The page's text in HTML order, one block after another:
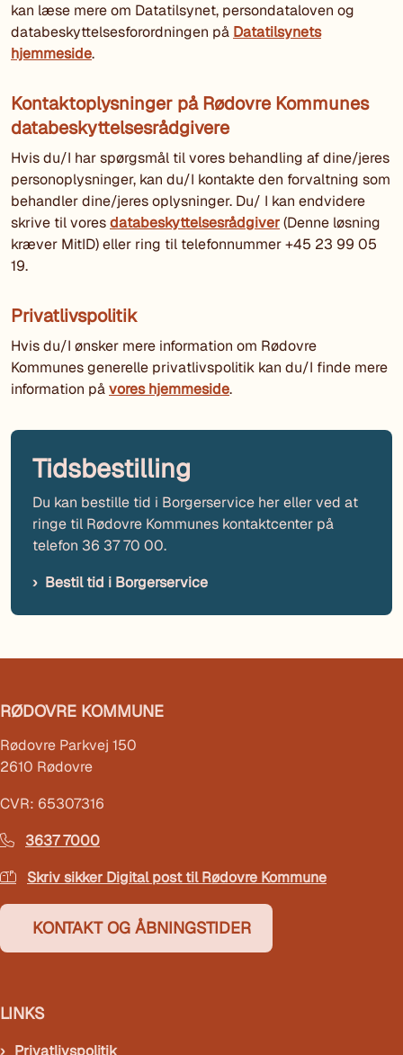
kan læse mere om Datatilsynet, persondataloven og
databeskyttelsesforordningen på Datatilsynets
hjemmeside.
Kontaktoplysninger på Rødovre Kommunes
databeskyttelsesrådgivere
Hvis du/I har spørgsmål til vores behandling af dine/jeres
personoplysninger, kan du/I kontakte den forvaltning som
behandler dine/jeres oplysninger. Du/ I kan endvidere
skrive til voresdatabeskyttelsesrådgiver(Denne løsning
kræver MitID) eller ring til telefonnummer +45 23 99 05
19.
Privatlivspolitik
Hvis du/I ønsker mere information om Rødovre
Kommunes generelle privatlivspolitik kan du/I finde mere
information påvores hjemmeside.
Tidsbestilling
Du kan bestille tid i Borgerservice her eller ved at
ringe til Rødovre Kommunes kontaktcenter på
telefon 36 37 70 00.
Bestil tid i Borgerservice
RØDOVRE KOMMUNE
Rødovre Parkvej 150
2610 Rødovre
CVR: 65307316
3637 7000
Skriv sikker Digital post til Rødovre Kommune
KONTAKT OG ÅBNINGSTIDER
LINKS
Privatlivspolitik